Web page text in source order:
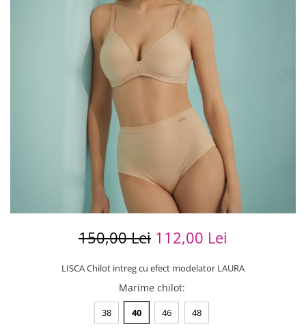
150,00 Lei 112,00 Lei
LISCA Chilot intreg cu efect modelator LAURA
Marime chilot:
38 40 46 48